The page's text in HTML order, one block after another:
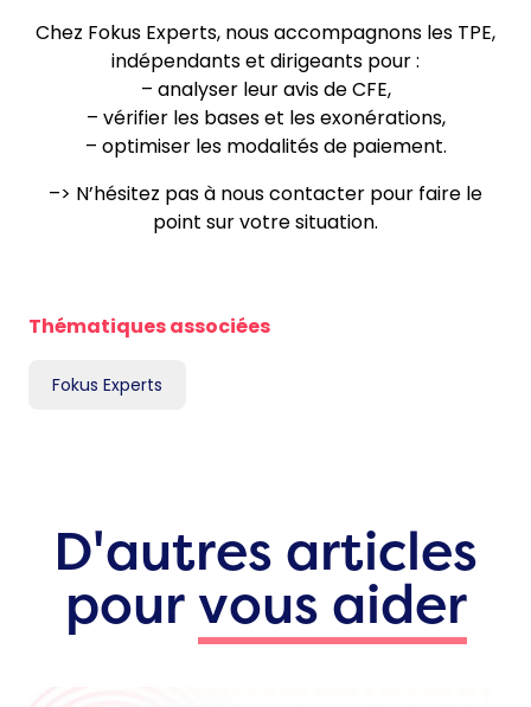
Chez Fokus Experts, nous accompagnons les TPE,
indépendants et dirigeants pour :
– analyser leur avis de CFE,
– vérifier les bases et les exonérations,
– optimiser les modalités de paiement.
–> N’hésitez pas à nous contacter pour faire le
point sur votre situation.
Thématiques associées
Fokus Experts
D'autres articles
pourvous aider